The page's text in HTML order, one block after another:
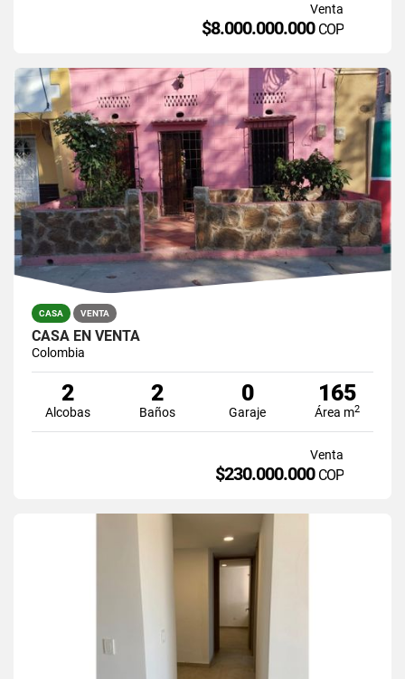
Venta
$8.000.000.000 COP
CASA VENTA
CASA EN VENTA
Colombia
2
Alcobas
2
Baños
0
Garaje
165
Área m2
Venta
$230.000.000 COP